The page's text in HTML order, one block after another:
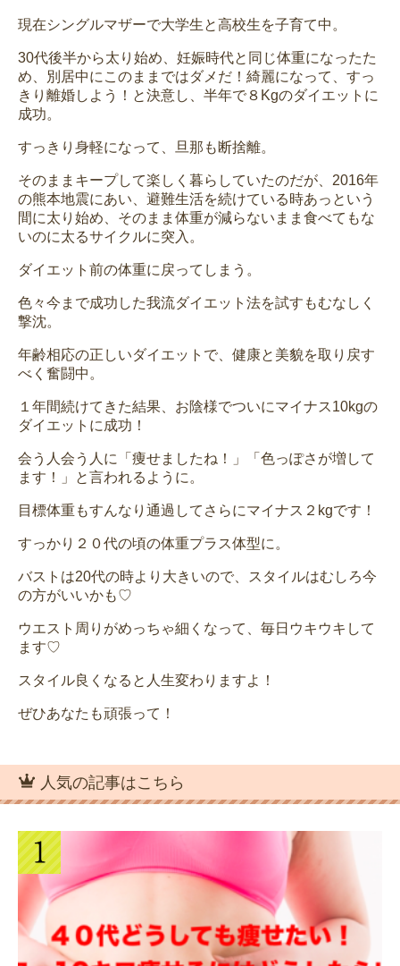
現在シングルマザーで大学生と高校生を子育て中。
30代後半から太り始め、妊娠時代と同じ体重になったた
め、別居中にこのままではダメだ！綺麗になって、すっ
きり離婚しよう！と決意し、半年で８Kgのダイエットに
成功。
すっきり身軽になって、旦那も断捨離。
そのままキープして楽しく暮らしていたのだが、2016年
の熊本地震にあい、避難生活を続けている時あっという
間に太り始め、そのまま体重が減らないまま食べてもな
いのに太るサイクルに突入。
ダイエット前の体重に戻ってしまう。
色々今まで成功した我流ダイエット法を試すもむなしく
撃沈。
年齢相応の正しいダイエットで、健康と美貌を取り戻す
べく奮闘中。
１年間続けてきた結果、お陰様でついにマイナス10kgの
ダイエットに成功！
会う人会う人に「痩せましたね！」「色っぽさが増して
ます！」と言われるように。
目標体重もすんなり通過してさらにマイナス２kgです！
すっかり２０代の頃の体重プラス体型に。
バストは20代の時より大きいので、スタイルはむしろ今
の方がいいかも♡
ウエスト周りがめっちゃ細くなって、毎日ウキウキして
ます♡
スタイル良くなると人生変わりますよ！
ぜひあなたも頑張って！
人気の記事はこちら